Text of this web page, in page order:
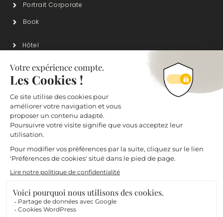
Portrait Corporate
Book
Hôtel
Restaurant
Lieux de vie & strustures de soins
Evènement
Produit & Packshot
Contact et mentions
Contact@emmanuel-Thiot-Photo.com
06 82 13 34 12
Lyon - France
Mentions Légales
Politique De Confidentialité